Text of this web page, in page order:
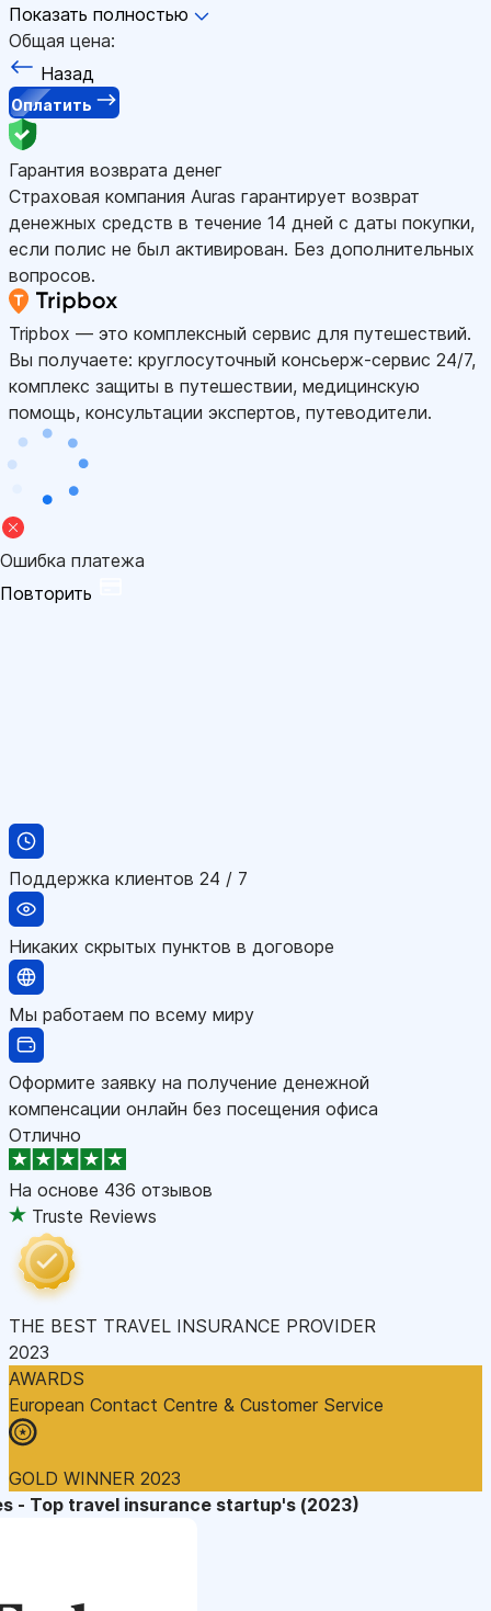
Показать полностью
Общая цена:
Назад
Оплатить
Гарантия возврата денег
Страховая компания Auras гарантирует возврат
денежных средств в течение 14 дней с даты покупки,
если полис не был активирован. Без дополнительных
вопросов.
Tripbox — это комплексный сервис для путешествий.
Вы получаете: круглосуточный консьерж-сервис 24/7,
комплекс защиты в путешествии, медицинскую
помощь, консультации экспертов, путеводители.
Ошибка платежа
Повторить
Поддержка клиентов 24 / 7
Никаких скрытых пунктов в договоре
Мы работаем по всему миру
Оформите заявку на получение денежной
компенсации онлайн без посещения офиса
Отлично
На основе 436 отзывов
Truste Reviews
THE BEST TRAVEL INSURANCE PROVIDER
2023
AWARDS
European Contact Centre & Customer Service
GOLD WINNER 2023
- Top travel insurance startup's (2023)